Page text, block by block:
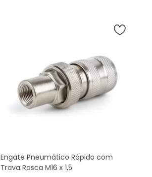
Engate Pneumático Rápido com
Trava Rosca M16 x 1,5